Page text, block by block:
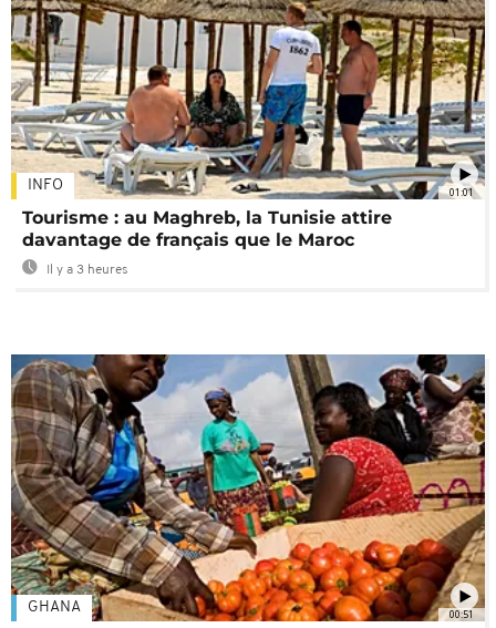
01:01
INFO
Tourisme : au Maghreb, la Tunisie attire
davantage de français que le Maroc
Il y a 3 heures
00:51
GHANA